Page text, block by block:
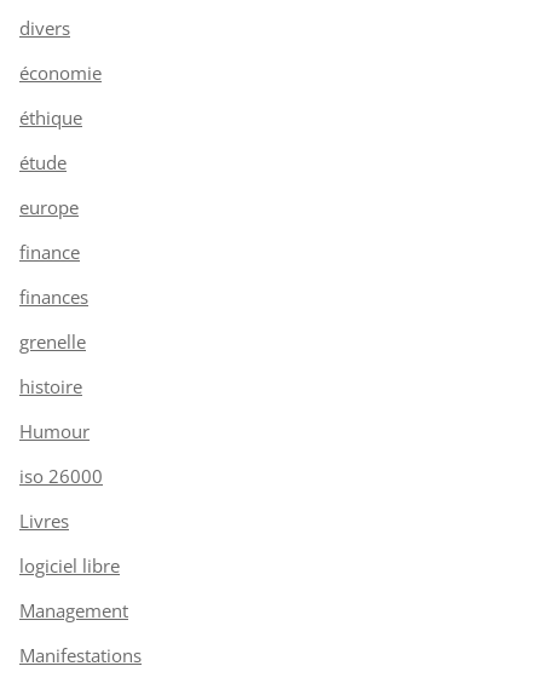
divers
économie
éthique
étude
europe
finance
finances
grenelle
histoire
Humour
iso 26000
Livres
logiciel libre
Management
Manifestations